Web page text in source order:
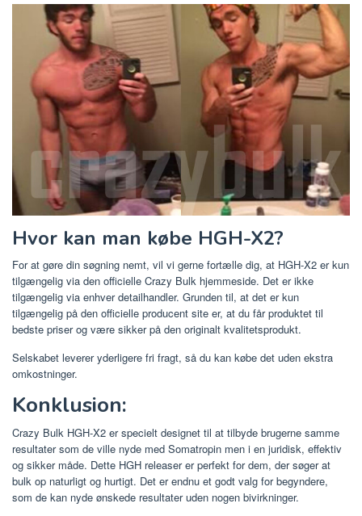
Hvor kan man købe HGH-X2?
For at gøre din søgning nemt, vil vi gerne fortælle dig, at HGH-X2 er kun
tilgængelig via den officielle Crazy Bulk hjemmeside. Det er ikke
tilgængelig via enhver detailhandler. Grunden til, at det er kun
tilgængelig på den officielle producent site er, at du får produktet til
bedste priser og være sikker på den originalt kvalitetsprodukt.
Selskabet leverer yderligere fri fragt, så du kan købe det uden ekstra
omkostninger.
Konklusion:
Crazy Bulk HGH-X2 er specielt designet til at tilbyde brugerne samme
resultater som de ville nyde med Somatropin men i en juridisk, effektiv
og sikker måde. Dette HGH releaser er perfekt for dem, der søger at
bulk op naturligt og hurtigt. Det er endnu et godt valg for begyndere,
som de kan nyde ønskede resultater uden nogen bivirkninger.